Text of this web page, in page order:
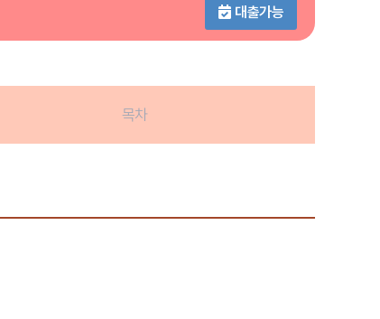
대출가능
목차